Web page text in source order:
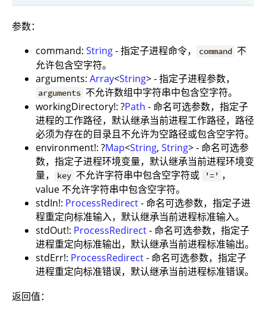
参数：
command: String- 指定子进程命令， command 不
允许包含空字符。
arguments: Array<String> - 指定子进程参数，
arguments 不允许数组中字符串中包含空字符。
workingDirectory!: ?Path - 命名可选参数，指定子
进程的工作路径，默认继承当前进程工作路径，路径
必须为存在的目录且不允许为空路径或包含空字符。
environment!: ?Map<String, String> - 命名可选参
数，指定子进程环境变量，默认继承当前进程环境变
量，
key 不允许字符串中包含空字符或 '=' ，
value 不允许字符串中包含空字符。
stdIn!: ProcessRedirect- 命名可选参数，指定子进
程重定向标准输入，默认继承当前进程标准输入。
stdOut!: ProcessRedirect- 命名可选参数，指定子
进程重定向标准输出，默认继承当前进程标准输出。
stdErr!: ProcessRedirect- 命名可选参数，指定子
进程重定向标准错误，默认继承当前进程标准错误。
返回值：